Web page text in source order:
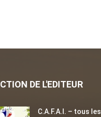
DE L'EDITEUR
C.A.F.A.I. – tous les